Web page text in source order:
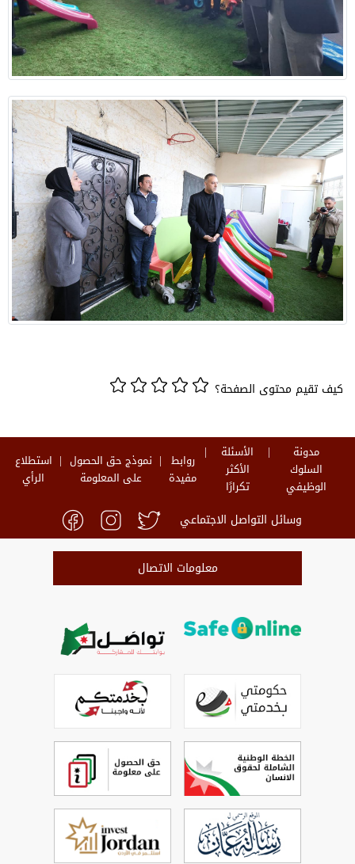
كيف تقيم محتوى الصفحة؟
مدونة
السلوك
الوظيفي
الأسئلة
الأكثر
تكرارًا
روابط
مفيدة
نموذج حق الحصول
على المعلومة
استطلاع
الرأي
وسائل التواصل الاجتماعي
معلومات الاتصال